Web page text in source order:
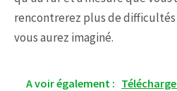
rencontrerez plus de
vous aurez imaginé.
A voir également :